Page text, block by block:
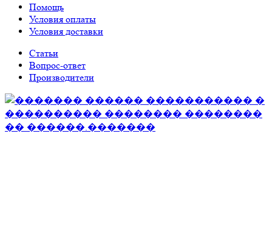
Помощь
Условия оплаты
Условия доставки
Статьи
Вопрос-ответ
Производители